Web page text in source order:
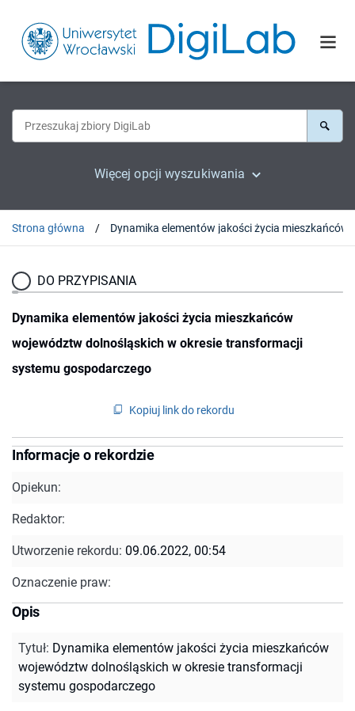
Więcej opcji wyszukiwania
Strona główna
DO PRZYPISANIA
Dynamika elementów jakości życia mieszkańców
województw dolnośląskich w okresie transformacji
systemu gospodarczego
Kopiuj link do rekordu
Informacje o rekordzie
Opiekun:
Redaktor:
Utworzenie rekordu: 09.06.2022, 00:54
Oznaczenie praw:
Opis
Tytuł: Dynamika elementów jakości życia mieszkańców
województw dolnośląskich w okresie transformacji
systemu gospodarczego